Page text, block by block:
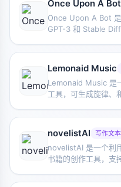
Once Upon A Bot
Once Upon A Bot
GPT-3 和 Stable
故事，适合亲子阅读
Lemonaid Music
Lemonaid Music 是
工具，可生成旋律、
novelistAI 写作文本
novelistAI 是一个利
书籍的创作工具，支